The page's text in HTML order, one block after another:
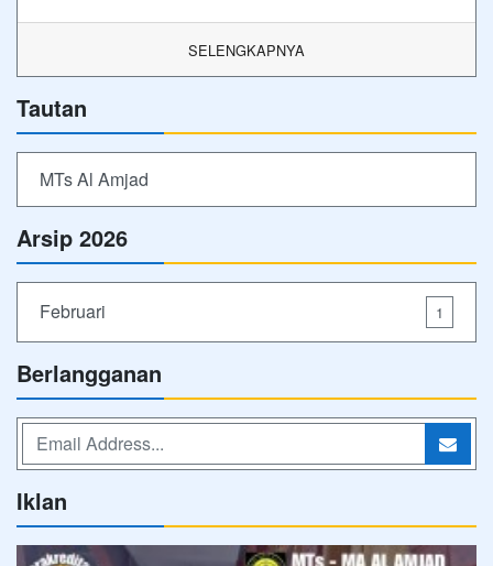
SELENGKAPNYA
Tautan
MTs Al Amjad
Arsip 2026
Februari 1
Berlangganan
Iklan